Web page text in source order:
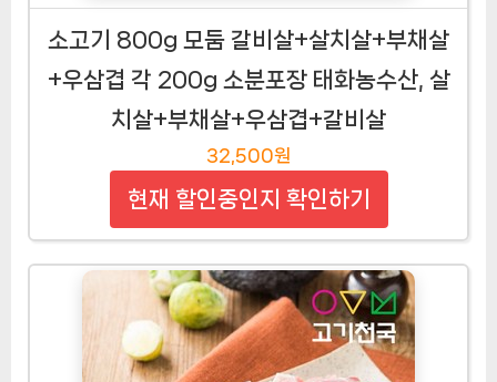
[김해식당] 국내산 1등급 한돈 뒷고기모듬 캠
핑용 고기 구이용 특수부위 대용량, 3kg, 1개
36,900원